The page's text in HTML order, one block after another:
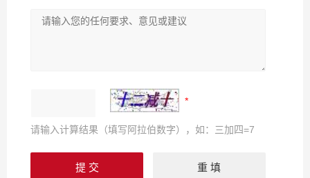
请输入计算结果（填写阿拉伯数字），如：三加四=7